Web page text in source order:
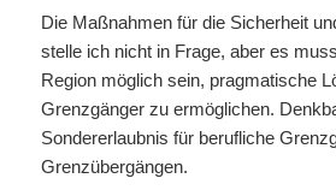
Die Maßnahmen für die Sicherheit
stelle ich nicht in Frage, aber es
Region möglich sein, pragmatische
Grenzgänger zu ermöglichen.
Sondererlaubnis für berufliche
Grenzübergängen.